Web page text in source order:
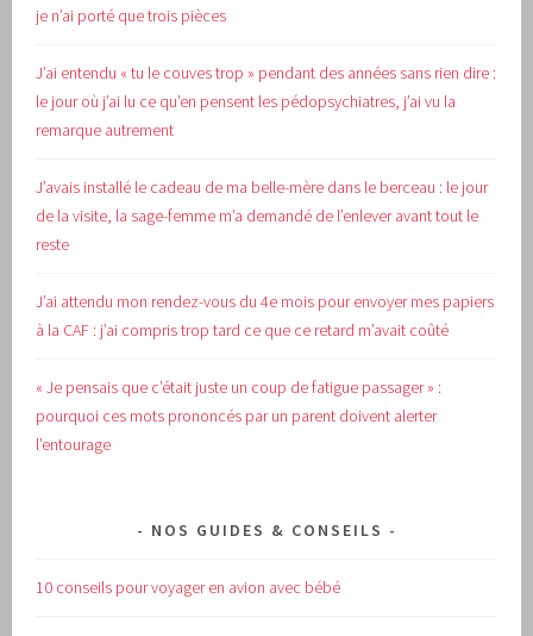
je n’ai porté que trois pièces
J’ai entendu « tu le couves trop » pendant des années sans rien dire :
le jour où j’ai lu ce qu’en pensent les pédopsychiatres, j’ai vu la
remarque autrement
J’avais installé le cadeau de ma belle-mère dans le berceau : le jour
de la visite, la sage-femme m’a demandé de l’enlever avant tout le
reste
J’ai attendu mon rendez-vous du 4e mois pour envoyer mes papiers
à la CAF : j’ai compris trop tard ce que ce retard m’avait coûté
« Je pensais que c’était juste un coup de fatigue passager » :
pourquoi ces mots prononcés par un parent doivent alerter
l’entourage
NOS GUIDES & CONSEILS
10 conseils pour voyager en avion avec bébé